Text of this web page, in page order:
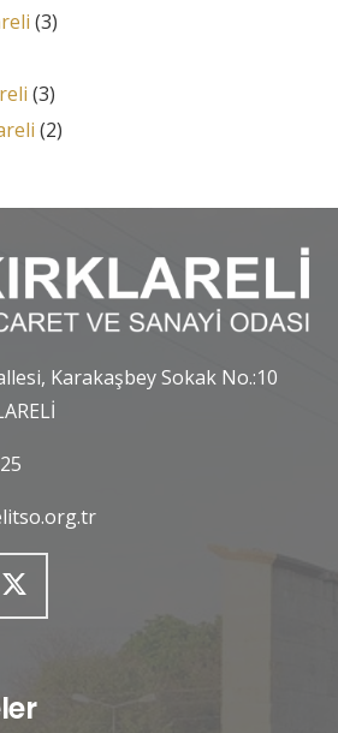
(3)
(3)
(2)
Karakaşbey Sokak No.:10